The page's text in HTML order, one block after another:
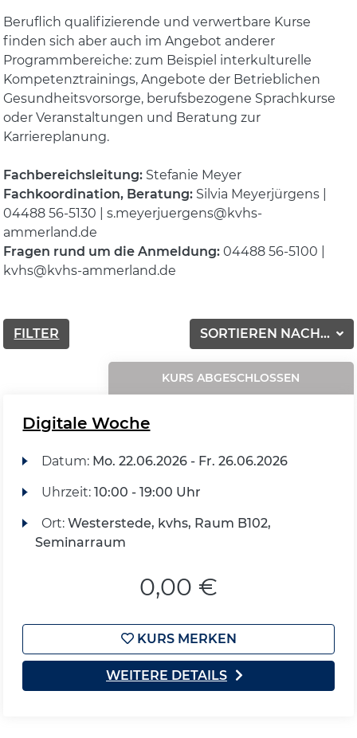
Beruflich qualifizierende und verwertbare Kurse
finden sich aber auch im Angebot anderer
Programmbereiche: zum Beispiel interkulturelle
Kompetenztrainings, Angebote der Betrieblichen
Gesundheitsvorsorge, berufsbezogene Sprachkurse
oder Veranstaltungen und Beratung zur
Karriereplanung.
Fachbereichsleitung: Stefanie Meyer
Fachkoordination, Beratung: Silvia Meyerjürgens |
04488 56-5130 | s.meyerjuergens@kvhs-
ammerland.de
Fragen rund um die Anmeldung: 04488 56-5100 |
kvhs@kvhs-ammerland.de
SORTIEREN NACH...
FILTER
KURS ABGESCHLOSSEN
Digitale Woche
Datum: Mo. 22.06.2026 - Fr. 26.06.2026
Uhrzeit: 10:00 - 19:00 Uhr
Ort: Westerstede, kvhs, Raum B102,
Seminarraum
0,00 €
KURS MERKEN
WEITERE DETAILS